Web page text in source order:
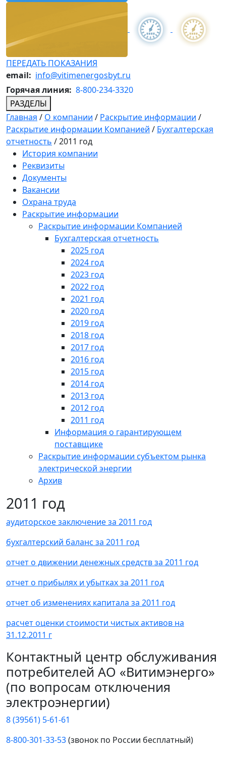
ПЕРЕДАТЬ ПОКАЗАНИЯ
email: info@vitimenergosbyt.ru
Горячая линия: 8-800-234-3320
РАЗДЕЛЫ
Главная / О компании / Раскрытие информации /
Раскрытие информации Компанией / Бухгалтерская
отчетность /2011 год
История компании
Реквизиты
Документы
Вакансии
Охрана труда
Раскрытие информации
Раскрытие информации Компанией
Бухгалтерская отчетность
2025 год
2024 год
2023 год
2022 год
2021 год
2020 год
2019 год
2018 год
2017 год
2016 год
2015 год
2014 год
2013 год
2012 год
2011 год
Информация о гарантирующем
поставщике
Раскрытие информации субъектом рынка
электрической энергии
Архив
2011 год
аудиторское заключение за 2011 год
бухгалтерский баланс за 2011 год
отчет о движении денежных средств за 2011 год
отчет о прибылях и убытках за 2011 год
отчет об изменениях капитала за 2011 год
расчет оценки стоимости чистых активов на
31.12.2011 г
Контактный центр обслуживания
потребителей АО «Витимэнерго»
(по вопросам отключения
электроэнергии)
8 (39561) 5-61-61
8-800-301-33-53(звонок по России бесплатный)